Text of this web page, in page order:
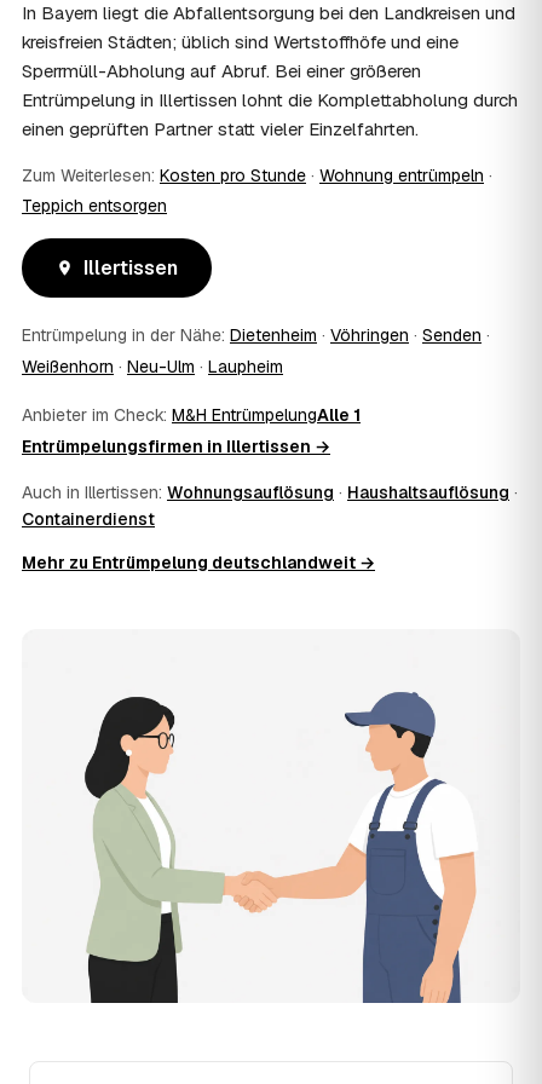
Zentrum vermittelt die Entrümpler, entscheidet aber nicht
über die Kostenübernahme.
08 Bekomme ich einen Entsorgungsnachweis?
Ja. Die Partner entsorgen über zugelassene Höfe und
stellen auf Wunsch einen Entsorgungsnachweis aus —
oder die eigene Dokumentation.
09 Muss ich bei der Entrümpelung anwesend sein?
Nicht zwingend. Viele Kunden in Illertissen sind nur zur
Übergabe und zum Abschluss vor Ort; den genauen
Ablauf — etwa die Schlüsselübergabe — stimmen Sie
10 Was ist im Festpreis enthalten?
Der Festpreis deckt in der Regel das komplette
fachgerechte Entsorgung ab — auf Wunsch inklusive
besenreiner Übergabe. Es gibt keine versteckten
Wertgegenstände senken den Endpreis zusätzlich.
11
Was kostet die Anfrage über AWL Zentrum?
Die Anfrage ist kostenlos und unverbindlich. AWL
Wohnung in Illertissen?
Für eine durchschnittliche Wohnung mit rund 65 m² liegen
die Kosten in Illertissen bei etwa 1.840 €, das entspricht
im Schnitt rund 31,9 € je Quadratmeter. Zugänglichkeit
(Etage, Aufzug), Menge und Sperrmüllanteil verschieben
den Preis nach oben oder unten — den genauen
Festpreis nennt Ihnen der Entrümpler nach kurzer
Beschreibung.
Werden Entrümpelungen in Illertissen in Zukunft
teurer?
Seit 2020 verlief die Preisentwicklung in Illertissen fallend
(−10 %), mit dem bisherigen Höchststand im Jahr 2022.
In Bayern liegt die Abfallentsorgung bei den Landkreisen und
kreisfreien Städten; üblich sind Wertstoffhöfe und eine
Sperrmüll-Abholung auf Abruf. Bei einer größeren
Entrümpelung in Illertissen lohnt die Komplettabholung durch
einen geprüften Partner statt vieler Einzelfahrten.
Zum Weiterlesen: Kosten pro Stunde · Wohnung entrümpeln ·
Teppich entsorgen
Illertissen
Entrümpelung in der Nähe: Dietenheim · Vöhringen · Senden ·
Weißenhorn · Neu-Ulm · Laupheim
Anbieter im Check: M&H EntrümpelungAlle 1
Entrümpelungsfirmen in Illertissen →
Auch in Illertissen: Wohnungsauflösung · Haushaltsauflösung ·
Containerdienst
Mehr zu Entrümpelung deutschlandweit →